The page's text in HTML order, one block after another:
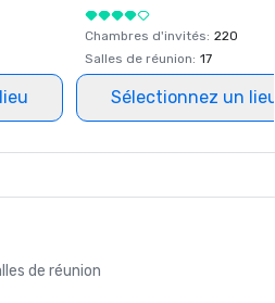
Chambres d'invités: 220
Salles de réunion: 17
Sélectionnez un lieu
de réunion